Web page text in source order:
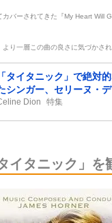
カバーされてきた『My Heart Will
り一層この曲の良さに気づかされ
「タイタニック」で絶対
シンガー、セリーヌ・
Dion 特集
イタニック」を